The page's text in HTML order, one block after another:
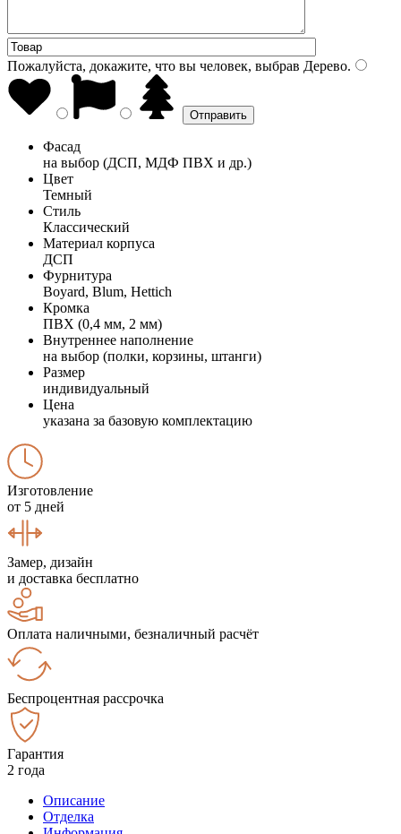
Пожалуйста, докажите, что вы человек, выбрав Дерево.
Фасад
на выбор (ДСП, МДФ ПВХ и др.)
Цвет
Темный
Стиль
Классический
Материал корпуса
ДСП
Фурнитура
Boyard, Blum, Hettich
Кромка
ПВХ (0,4 мм, 2 мм)
Внутреннее наполнение
на выбор (полки, корзины, штанги)
Размер
индивидуальный
Цена
указана за базовую комплектацию
Изготовление
от 5 дней
Замер, дизайн
и доставка бесплатно
Оплата наличными, безналичный расчёт
Беспроцентная рассрочка
Гарантия
2 года
Описание
Отделка